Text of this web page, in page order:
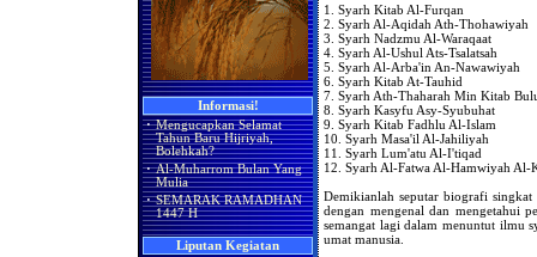
Informasi!
· Mengucapkan Selamat
Tahun Baru Hijriyah,
Bolehkah?
· Al-Muharrom Bulan Yang
Mulia
· SEMARAK RAMADHAN
1447 H
Liputan Kegiatan
1. Syarh Kitab Al-Furqan
2. Syarh Al-Aqidah Ath-Thohawiyah
3. Syarh Nadzmu Al-Waraqaat
4. Syarh Al-Ushul Ats-Tsalatsah
5. Syarh Al-Arba'in An-Nawawiyah
6. Syarh Kitab At-Tauhid
7. Syarh Ath-Thaharah Min Kitab
8. Syarh Kasyfu Asy-Syubuhat
9. Syarh Kitab Fadhlu Al-Islam
10. Syarh Masa'il Al-Jahiliyah
11. Syarh Lum'atu Al-I'tiqad
12. Syarh Al-Fatwa Al-Hamwiyah Al-
Demikianlah seputar biografi
dengan mengenal dan mengetahui
semangat lagi dalam menuntut ilmu
umat manusia.